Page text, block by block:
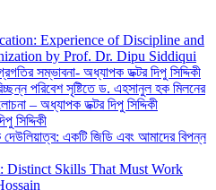
Experience of Discipline and
by Prof. Dr. Dipu Siddiqui
সম্ভাবনা- অধ্যাপক ডক্টর দিপু সিদ্দিকী
পরিবেশ সৃষ্টিতে ড. এহসানুল হক মিলনের
– অধ্যাপক ডক্টর দিপু সিদ্দিকী
সিদ্দিকী
দেউলিয়াত্ব: একটি জিডি এবং আমাদের বিপন্ন
Distinct Skills That Must Work